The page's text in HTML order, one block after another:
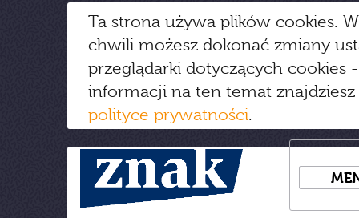
Ta strona używa plików cookies.
chwili możesz dokonać zmiany
przeglądarki dotyczących cookies
informacji na ten temat
polityce prywatności.